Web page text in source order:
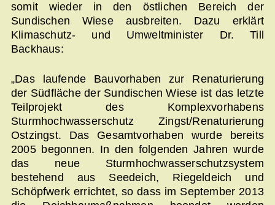
somit wieder in den östlichen Bereich der
Sundischen Wiese ausbreiten. Dazu erklärt
Klimaschutz- und Umweltminister Dr. Till
Backhaus:
„Das laufende Bauvorhaben zur Renaturierung
der Südfläche der Sundischen Wiese ist das letzte
Teilprojekt des Komplexvorhabens
Sturmhochwasserschutz Zingst/Renaturierung
Ostzingst. Das Gesamtvorhaben wurde bereits
2005 begonnen. In den folgenden Jahren wurde
das neue Sturmhochwasserschutzsystem
bestehend aus Seedeich, Riegeldeich und
Schöpfwerk errichtet, so dass im September 2013